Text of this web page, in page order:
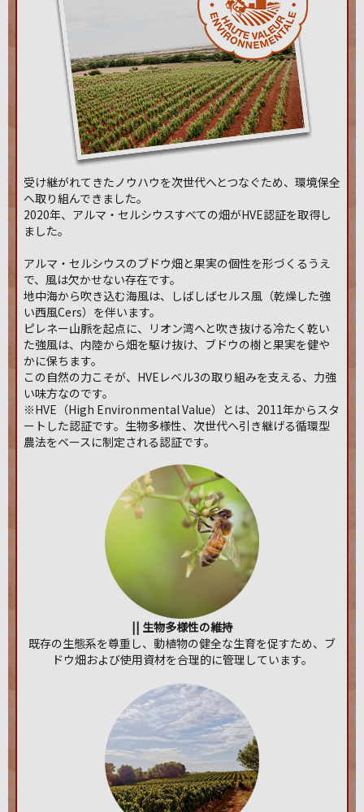
受け継がれてきたノウハウを次世代へとつなぐため、環境保全
へ取り組んできました。
2020年、アルマ・セルシウスすべての畑がHVE認証を取得し
ました。
アルマ・セルシウスのブドウ畑と果実の個性を形づくるうえ
で、風は欠かせない存在です。
地中海から吹き込む海風は、しばしばセルス風（乾燥した強
い西風Cers）を伴います。
ピレネー山脈を起点に、リオン湾へと吹き抜ける冷たく乾い
た強風は、内陸から畑を駆け抜け、ブドウの樹と果実を健や
かに保ちます。
この自然の力こそが、HVEレベル3の取り組みを支える、力強
い味方なのです。
※HVE（High Environmental Value）とは、2011年からスタ
ートした認証です。生物多様性、次世代へ引き継げる循環型
農法をベースに制定される認証です。
|| 生物多様性の維持
既存の生態系を尊重し、動植物の健全な生育を促すため、ブ
ドウ畑および使用資材を合理的に管理しています。